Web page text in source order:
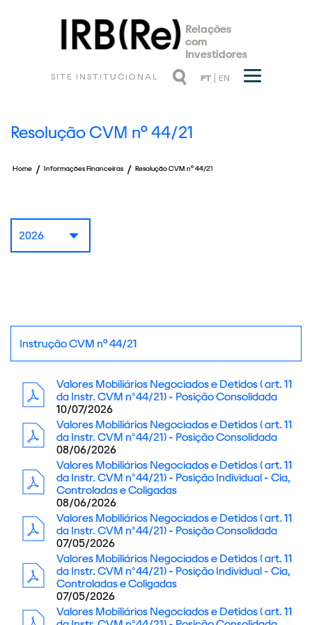
Relações
com
Investidores
SITE INSTITUCIONAL PT EN
Resolução CVM nº 44/21
Home / Informações Financeiras / Resolução CVM nº 44/21
Instrução CVM nº 44/21
Valores Mobiliários Negociados e Detidos ( art. 11
da Instr. CVM n°44/21) - Posição Consolidada
10/07/2026
Valores Mobiliários Negociados e Detidos ( art. 11
da Instr. CVM n°44/21) - Posição Consolidada
08/06/2026
Valores Mobiliários Negociados e Detidos ( art. 11
da Instr. CVM n°44/21) - Posição Individual - Cia,
Controladas e Coligadas
08/06/2026
Valores Mobiliários Negociados e Detidos ( art. 11
da Instr. CVM n°44/21) - Posição Consolidada
07/05/2026
Valores Mobiliários Negociados e Detidos ( art. 11
da Instr. CVM n°44/21) - Posição Individual - Cia,
Controladas e Coligadas
07/05/2026
Valores Mobiliários Negociados e Detidos ( art. 11